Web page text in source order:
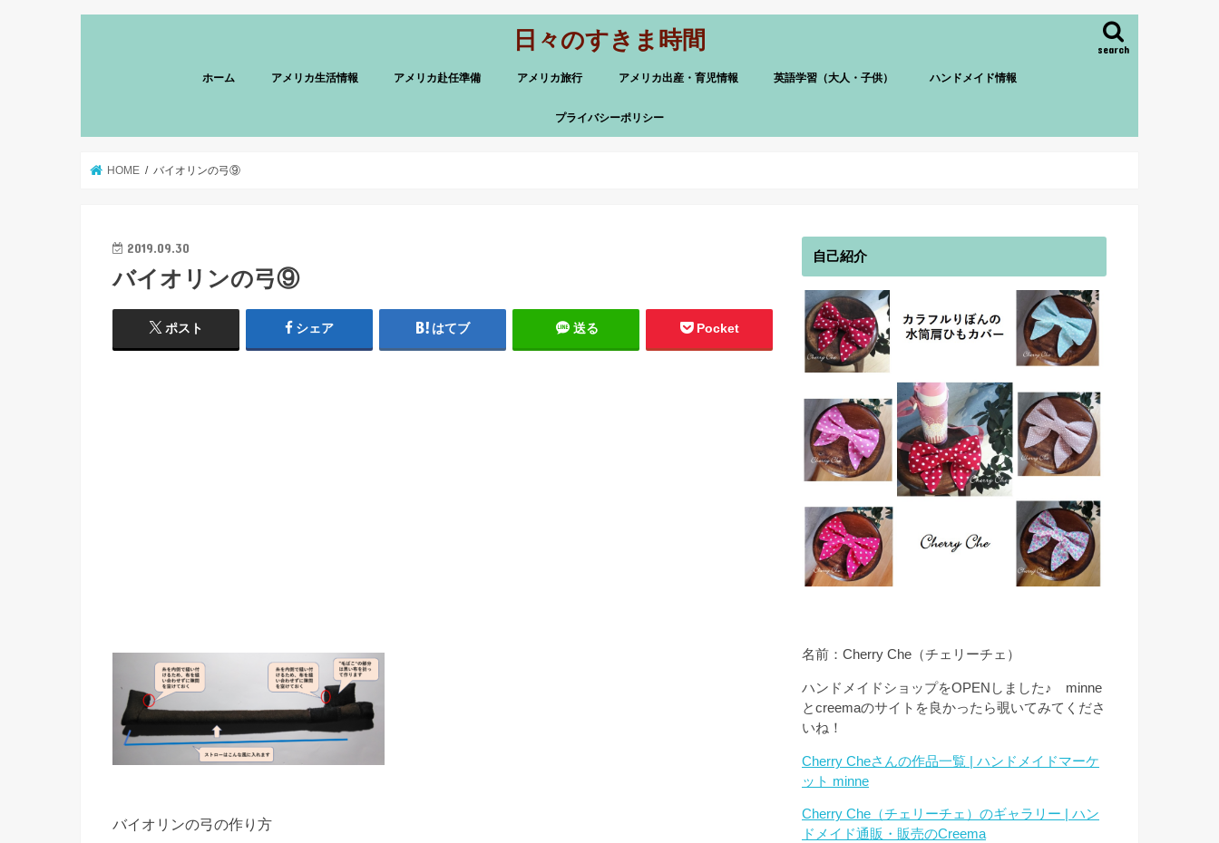
日々のすきま時間 search
ホーム アメリカ生活情報 アメリカ赴任準備 アメリカ旅行 アメリカ出産・育児情報 英語学習（大人・子供） ハンドメイド情報
プライバシーポリシー
HOME バイオリンの弓⑨
2019.09.30
バイオリンの弓⑨
ポスト シェア はてブ 送る Pocket
バイオリンの弓の作り方
自己紹介
名前：Cherry Che（チェリーチェ）
ハンドメイドショップをOPENしました♪ minne
とcreemaのサイトを良かったら覗いてみてくださ
いね！
Cherry Cheさんの作品一覧 | ハンドメイドマーケ
ット minne
Cherry Che（チェリーチェ）のギャラリー | ハン
ドメイド通販・販売のCreema